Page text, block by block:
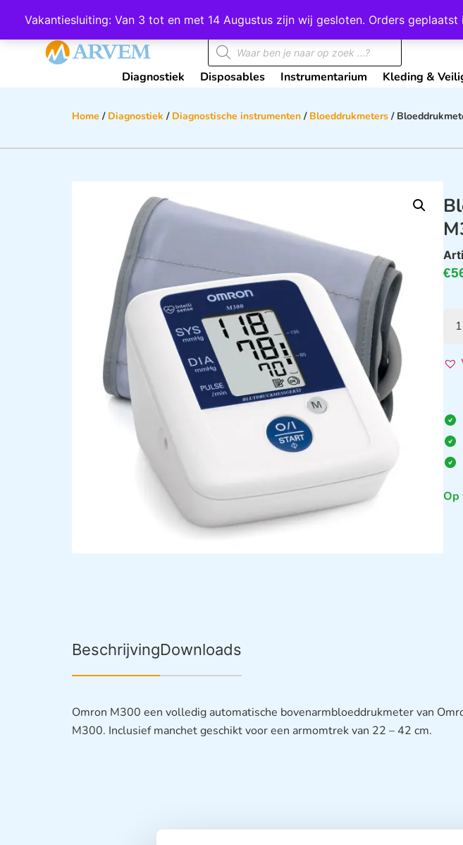
Vakantiesluiting: Van 3 tot en met 14 Augustus zijn wij gesloten. Orders
Wij scoren een 4,8 op Google
Diagnostiek Disposables Instrumentarium Kleding &
Home / Diagnostiek / Diagnostische instrumenten / Bloeddrukmeters /
€
Op
BeschrijvingDownloads
Omron M300 een volledig automatische bovenarmbloeddrukmeter van
M300. Inclusief manchet geschikt voor een armomtrek van 22 – 42 cm.